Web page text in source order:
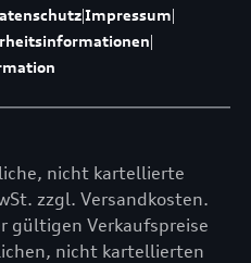
|Impressum|
|
nicht kartellierte
zzgl. Versandkosten.
gültigen Verkaufspreise
nicht kartellierten